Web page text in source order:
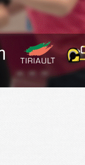
?>
Images de la page d'accueil
Cliquez pour éditer